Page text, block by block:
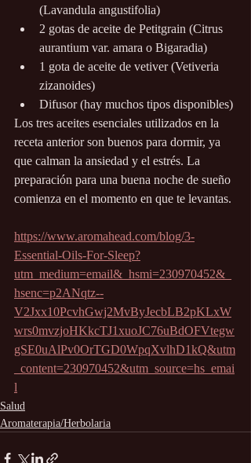
(Lavandula angustifolia)
2 gotas de aceite de Petitgrain (Citrus
aurantium var. amara o Bigaradia)
1 gota de aceite de vetiver (Vetiveria
zizanoides)
Difusor (hay muchos tipos disponibles)
Los tres aceites esenciales utilizados en la
receta anterior son buenos para dormir, ya
que calman la ansiedad y el estrés. La
preparación para una buena noche de sueño
comienza en el momento en que te levantas.
https://www.aromahead.com/blog/3-
Essential-Oils-For-Sleep?
utm_medium=email&_hsmi=230970452&_
hsenc=p2ANqtz--
V2Jxx10PcvhGwj2MvByJecbLB2pKLxW
wrs0mvzjoHKkcTJ1xuoJC76uBdOFVtegw
gSE0uAlPv0OrTGD0WpqXvlhD1kQ&utm
_content=230970452&utm_source=hs_emai
l
Salud
Aromaterapia/Herbolaria